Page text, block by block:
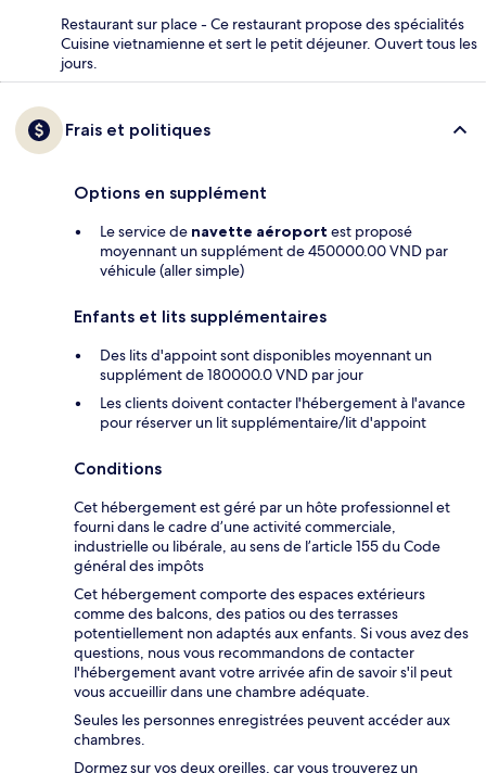
Restaurant sur place - Ce restaurant propose des spécialités
Cuisine vietnamienne et sert le petit déjeuner. Ouvert tous les
jours.
Frais et politiques
Options en supplément
Le service de navette aéroport est proposé
moyennant un supplément de 450000.00 VND par
véhicule (aller simple)
Enfants et lits supplémentaires
Des lits d'appoint sont disponibles moyennant un
supplément de 180000.0 VND par jour
Les clients doivent contacter l'hébergement à l'avance
pour réserver un lit supplémentaire/lit d'appoint
Conditions
Cet hébergement est géré par un hôte professionnel et
fourni dans le cadre d’une activité commerciale,
industrielle ou libérale, au sens de l’article 155 du Code
général des impôts
Cet hébergement comporte des espaces extérieurs
comme des balcons, des patios ou des terrasses
potentiellement non adaptés aux enfants. Si vous avez des
questions, nous vous recommandons de contacter
l'hébergement avant votre arrivée afin de savoir s'il peut
vous accueillir dans une chambre adéquate.
Seules les personnes enregistrées peuvent accéder aux
chambres.
Dormez sur vos deux oreilles, car vous trouverez un